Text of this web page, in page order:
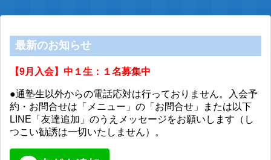
最新のお知らせ
【9月入会】中１生：１名募集中
●通塾生以外からの電話応対は行っておりません。入会予
約・お問合せは「メニュー」の「お問合せ」または以下
LINE「友達追加」のうえメッセージをお願いします（し
つこい勧誘は一切いたしません）。